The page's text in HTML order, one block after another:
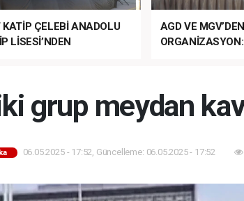
KATİP ÇELEBİ ANADOLU
LİSESİ’NDEN
AGD VE
grup meydan
06.05.2025 - 17:52, Güncelleme: 06.05.2025 - 17:52